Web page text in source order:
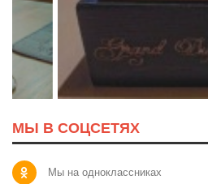
МЫ В СОЦСЕТЯХ
Мы на одноклассниках